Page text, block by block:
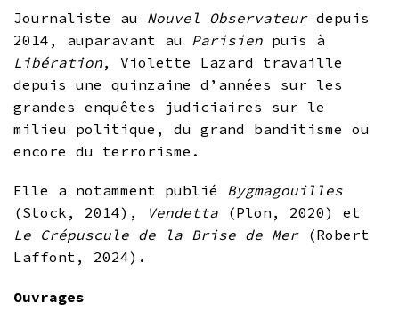
Journaliste au Nouvel Observateurdepuis
2014, auparavant au Parisien puis à
Libération, Violette Lazard travaille
depuis une quinzaine d’années sur les
grandes enquêtes judiciaires sur le
milieu politique, du grand banditisme ou
encore du terrorisme.
Elle a notamment publié Bygmagouilles
(Stock, 2014),
Vendetta (Plon, 2020) et
Le Crépuscule de la Brise de Mer(Robert
Laffont, 2024).
Ouvrages